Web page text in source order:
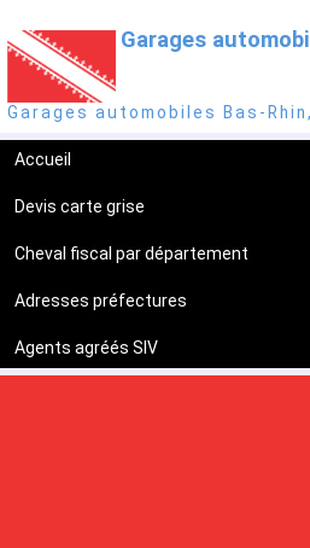
Garages
Garages automobiles Bas-
Accueil
Devis carte grise
Cheval fiscal par département
Adresses préfectures
Agents agréés SIV